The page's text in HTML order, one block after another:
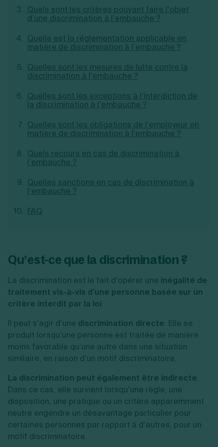
comptable LS Compta
Création de SAS
Création de SCI
Aides à la création d’entreprise
Ouverture compte pro
Création d'entreprise
Quels sont les critères pouvant faire l’objet
d’une discrimination à l’embauche ?
Quelle est la réglementation applicable en
matière de discrimination à l’embauche ?
Quelles sont les mesures de lutte contre la
discrimination à l’embauche ?
Quelles sont les exceptions à l’interdiction de
la discrimination à l’embauche ?
Quelles sont les obligations de l’employeur en
matière de discrimination à l’embauche ?
Quels recours en cas de discrimination à
l’embauche ?
Quelles sanctions en cas de discrimination à
l’embauche ?
FAQ
Qu’est-ce que la discrimination ?
La discrimination est le fait d’opérer une inégalité de
traitement vis-à-vis d’une personne basée sur un
critère interdit par la loi.
Il peut s’agir d’une discrimination directe. Elle se
produit lorsqu’une personne est traitée de manière
moins favorable qu’une autre dans une situation
similaire, en raison d’un motif discriminatoire.
La discrimination peut également être indirecte.
Dans ce cas, elle survient lorsqu’une règle, une
disposition, une pratique ou un critère apparemment
neutre engendre un désavantage particulier pour
certaines personnes par rapport à d’autres, pour un
motif discriminatoire.